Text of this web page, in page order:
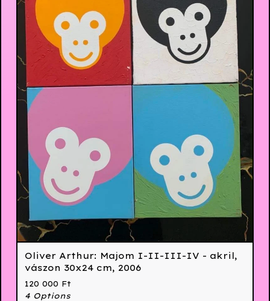
Oliver Arthur: Majom I-II-III-IV - akril,
vászon 30x24 cm, 2006
120 000 Ft
4 Options